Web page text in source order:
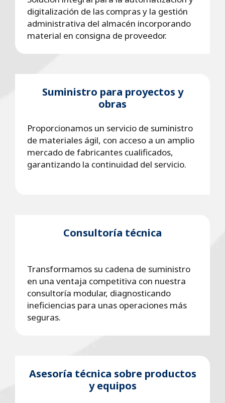
digitalización de las compras y la gestión
administrativa del almacén incorporando
material en consigna de proveedor.
Suministro para proyectos y
obras
Proporcionamos un servicio de suministro
de materiales ágil, con acceso a un amplio
mercado de fabricantes cualificados,
garantizando la continuidad del servicio.
Consultoría técnica
Transformamos su cadena de suministro
en una ventaja competitiva con nuestra
consultoría modular, diagnosticando
ineficiencias para unas operaciones más
seguras.
Asesoría técnica sobre productos
y equipos